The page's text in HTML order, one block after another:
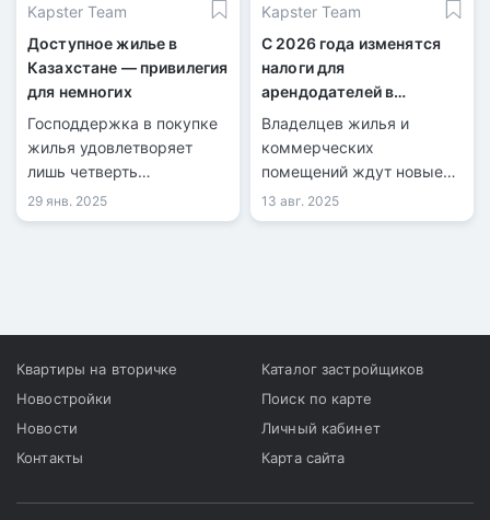
Kapster Team
Доступное жилье в
Казахстане — привилегия
для немногих
Господдержка в покупке
жилья удовлетворяет
лишь четверть
казахстанцев.
29 янв. 2025
Kapster Team
С 2026 года изменятся
налоги для
арендодателей в
Казахстане
Владелцев жилья и
коммерческих
помещений ждут новые
налоговые режимы,
прогрессивная шкала
и советуют готовиться к
изменениям уже сейчас.
13 авг. 2025
Квартиры на вторичке
Новостройки
Новости
Контакты
Каталог застройщиков
Поиск по карте
Личный кабинет
Карта сайта